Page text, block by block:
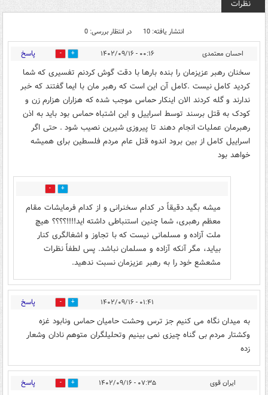
نظرات
انتشار یافته: 10 در انتظار بررسی: 0
احسان معتمدی ۰۰:۱۶ - ۱۴۰۲/۰۹/۱۶ 4 پاسخ
سخنان رهبر عزیزمان را بنده بارها با دقت گوش کردنم تفسیری که شما
کردید کامل نیست .کامل آن این است که رهبر مان با ایما گفتند که خبر
ندارند و گله کردند الان اینکار حماس موجب شده که هزاران هزارم زن و
کودک به قتل برسند توسط اسراییل و این اشتباه حماس بود باید به اذن
رهبرمان عملیات انجام دهند تا پیروزی شیرین نصیب شود . حتی اگر
اسراییل کامل از بین برود اندوه قتل عام مردم فلسطین برای همیشه
خواهد بود
7
میشه بگید دقیقاً در کدام سخنرانی و از کدام فرمایشات مقام
معظم رهبری، شما چنین استنباطی داشته اید!!!!؟؟؟؟ هیچ
ملت آزاده و مسلمانی نیست که با تجاوز و اشغالگری کنار
بیاید، مگر آنکه آزاده و مسلمان نباشد. پس لطفاً نظرات
مشعشع خود را به رهبر عزیزمان نسبت ندهید.
۰۱:۴۱ - ۱۴۰۲/۰۹/۱۶ 9 پاسخ
به میدان نگاه می کنیم جز ترس وحشت حامیان حماس ونابود غزه
وکشتار مردم بی گناه چیزی نمی بینیم وتحلیلگران متوهم نادان وشعار
زده
ایران قوی ۰۷:۳۵ - ۱۴۰۲/۰۹/۱۶ 10 پاسخ